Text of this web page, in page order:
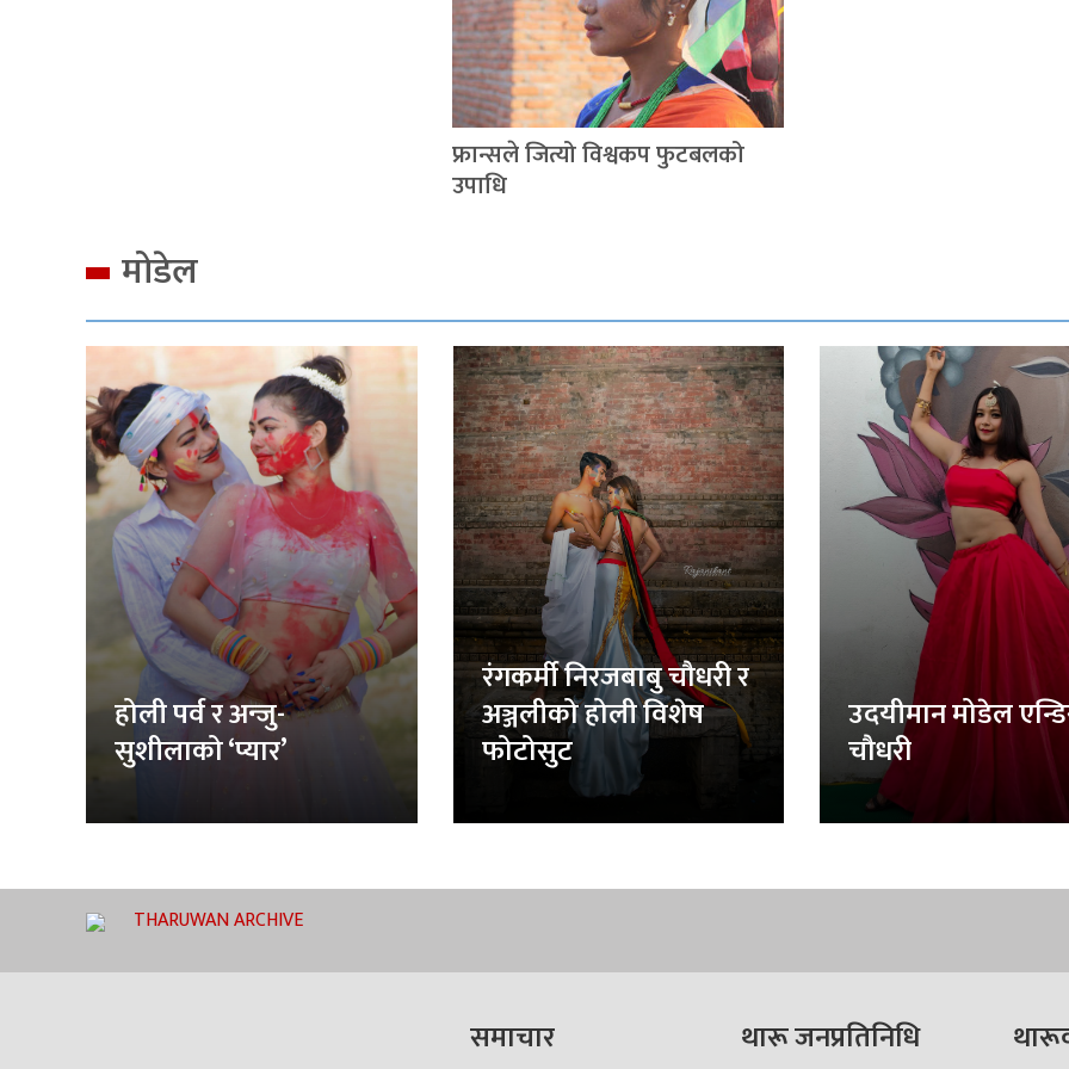
फ्रान्सले जित्यो विश्वकप फुटबलको
उपाधि
मोडेल
होली पर्व र अन्जु-
सुशीलाको ‘प्यार’
रंगकर्मी निरजबाबु चौधरी र
अञ्जलीको होली विशेष
फोटोसुट
उदयीमान मोडेल
चौधरी
THARUWAN ARCHIVE
समाचार थारू जनप्रतिनिधि